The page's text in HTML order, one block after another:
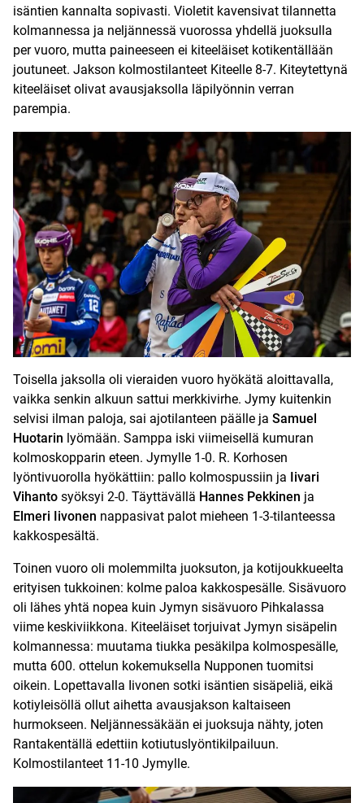
isäntien kannalta sopivasti. Violetit kavensivat tilannetta
kolmannessa ja neljännessä vuorossa yhdellä juoksulla
per vuoro, mutta paineeseen ei kiteeläiset kotikentällään
joutuneet. Jakson kolmostilanteet Kiteelle 8-7. Kiteytettynä
kiteeläiset olivat avausjaksolla läpilyönnin verran
parempia.
Toisella jaksolla oli vieraiden vuoro hyökätä aloittavalla,
vaikka senkin alkuun sattui merkkivirhe. Jymy kuitenkin
selvisi ilman paloja, sai ajotilanteen päälle ja Samuel
Huotarin lyömään. Samppa iski viimeisellä kumuran
kolmoskopparin eteen. Jymylle 1-0. R. Korhosen
lyöntivuorolla hyökättiin: pallo kolmospussiin ja Iivari
Vihanto syöksyi 2-0. Täyttävällä Hannes Pekkinen ja
Elmeri Iivonen nappasivat palot mieheen 1-3-tilanteessa
kakkospesältä.
Toinen vuoro oli molemmilta juoksuton, ja kotijoukkueelta
erityisen tukkoinen: kolme paloa kakkospesälle. Sisävuoro
oli lähes yhtä nopea kuin Jymyn sisävuoro Pihkalassa
viime keskiviikkona. Kiteeläiset torjuivat Jymyn sisäpelin
kolmannessa: muutama tiukka pesäkilpa kolmospesälle,
mutta 600. ottelun kokemuksella Nupponen tuomitsi
oikein. Lopettavalla Iivonen sotki isäntien sisäpeliä, eikä
kotiyleisöllä ollut aihetta avausjakson kaltaiseen
hurmokseen. Neljännessäkään ei juoksuja nähty, joten
Rantakentällä edettiin kotiutuslyöntikilpailuun.
Kolmostilanteet 11-10 Jymylle.